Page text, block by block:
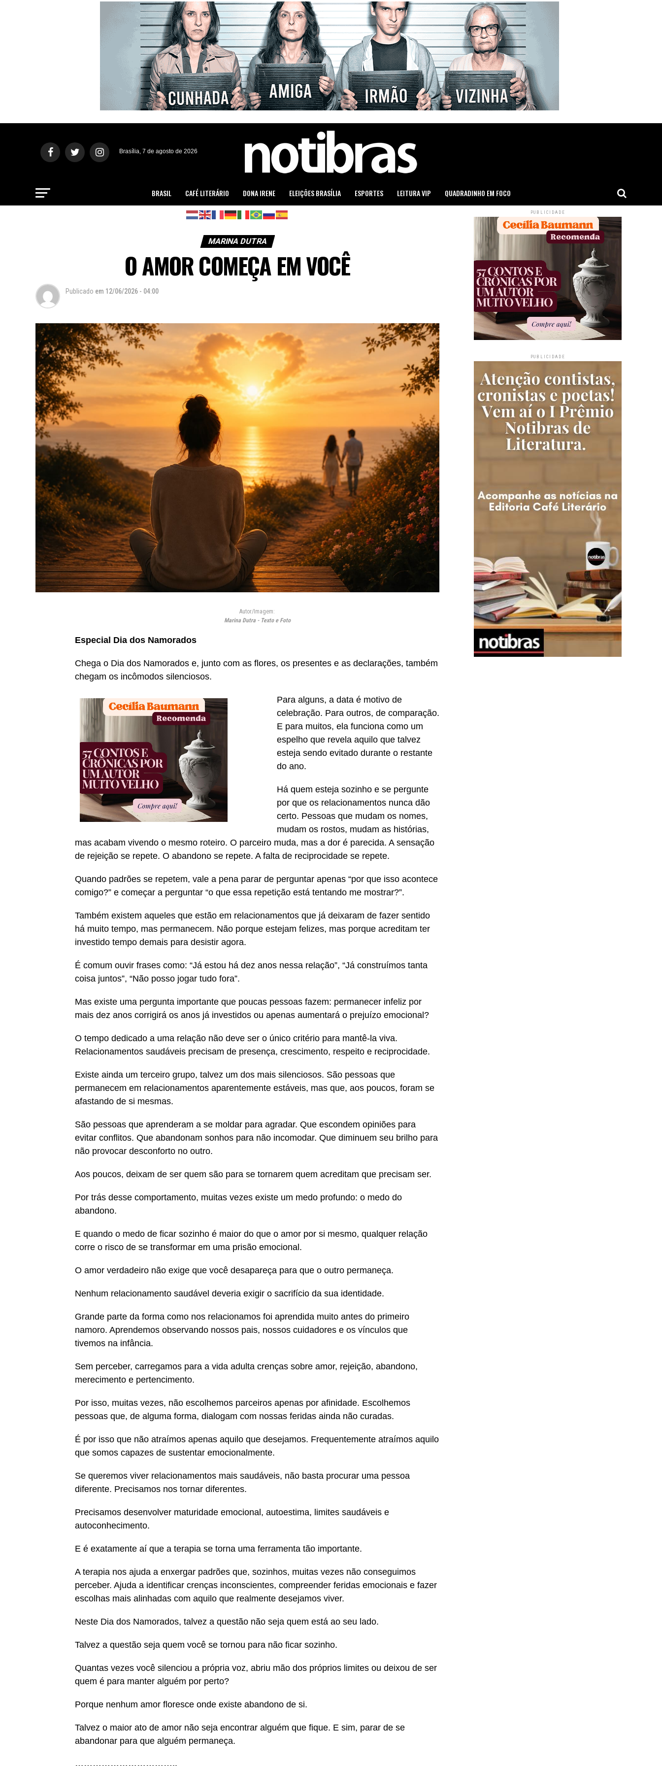
Brasília, 7 de agosto de 2026
BRASIL CAFÉ LITERÁRIO DONA IRENE ELEIÇÕES BRASÍLIA ESPORTES LEITURA VIP QUADRADINHO EM FOCO
MARINA DUTRA
O AMOR COMEÇA EM VOCÊ
Publicado em 12/06/2026 - 04:00
Autor/Imagem:
Marina Dutra - Texto e Foto
Especial Dia dos Namorados
Chega o Dia dos Namorados e, junto com as flores, os presentes e as declarações, também
chegam os incômodos silenciosos.
Para alguns, a data é motivo de
celebração. Para outros, de comparação.
E para muitos, ela funciona como um
espelho que revela aquilo que talvez
esteja sendo evitado durante o restante
do ano.
Há quem esteja sozinho e se pergunte
por que os relacionamentos nunca dão
certo. Pessoas que mudam os nomes,
mudam os rostos, mudam as histórias,
mas acabam vivendo o mesmo roteiro. O parceiro muda, mas a dor é parecida. A sensação
de rejeição se repete. O abandono se repete. A falta de reciprocidade se repete.
Quando padrões se repetem, vale a pena parar de perguntar apenas “por que isso acontece
comigo?” e começar a perguntar “o que essa repetição está tentando me mostrar?”.
Também existem aqueles que estão em relacionamentos que já deixaram de fazer sentido
há muito tempo, mas permanecem. Não porque estejam felizes, mas porque acreditam ter
investido tempo demais para desistir agora.
É comum ouvir frases como: “Já estou há dez anos nessa relação”, “Já construímos tanta
coisa juntos”, “Não posso jogar tudo fora”.
Mas existe uma pergunta importante que poucas pessoas fazem: permanecer infeliz por
mais dez anos corrigirá os anos já investidos ou apenas aumentará o prejuízo emocional?
O tempo dedicado a uma relação não deve ser o único critério para mantê-la viva.
Relacionamentos saudáveis precisam de presença, crescimento, respeito e reciprocidade.
Existe ainda um terceiro grupo, talvez um dos mais silenciosos. São pessoas que
permanecem em relacionamentos aparentemente estáveis, mas que, aos poucos, foram se
afastando de si mesmas.
São pessoas que aprenderam a se moldar para agradar. Que escondem opiniões para
evitar conflitos. Que abandonam sonhos para não incomodar. Que diminuem seu brilho para
não provocar desconforto no outro.
Aos poucos, deixam de ser quem são para se tornarem quem acreditam que precisam ser.
Por trás desse comportamento, muitas vezes existe um medo profundo: o medo do
abandono.
E quando o medo de ficar sozinho é maior do que o amor por si mesmo, qualquer relação
corre o risco de se transformar em uma prisão emocional.
O amor verdadeiro não exige que você desapareça para que o outro permaneça.
Nenhum relacionamento saudável deveria exigir o sacrifício da sua identidade.
Grande parte da forma como nos relacionamos foi aprendida muito antes do primeiro
namoro. Aprendemos observando nossos pais, nossos cuidadores e os vínculos que
tivemos na infância.
Sem perceber, carregamos para a vida adulta crenças sobre amor, rejeição, abandono,
merecimento e pertencimento.
Por isso, muitas vezes, não escolhemos parceiros apenas por afinidade. Escolhemos
pessoas que, de alguma forma, dialogam com nossas feridas ainda não curadas.
É por isso que não atraímos apenas aquilo que desejamos. Frequentemente atraímos aquilo
que somos capazes de sustentar emocionalmente.
Se queremos viver relacionamentos mais saudáveis, não basta procurar uma pessoa
diferente. Precisamos nos tornar diferentes.
Precisamos desenvolver maturidade emocional, autoestima, limites saudáveis e
autoconhecimento.
E é exatamente aí que a terapia se torna uma ferramenta tão importante.
A terapia nos ajuda a enxergar padrões que, sozinhos, muitas vezes não conseguimos
perceber. Ajuda a identificar crenças inconscientes, compreender feridas emocionais e fazer
escolhas mais alinhadas com aquilo que realmente desejamos viver.
Neste Dia dos Namorados, talvez a questão não seja quem está ao seu lado.
Talvez a questão seja quem você se tornou para não ficar sozinho.
Quantas vezes você silenciou a própria voz, abriu mão dos próprios limites ou deixou de ser
quem é para manter alguém por perto?
Porque nenhum amor floresce onde existe abandono de si.
Talvez o maior ato de amor não seja encontrar alguém que fique. E sim, parar de se
abandonar para que alguém permaneça.
PUBLICIDADE
PUBLICIDADE